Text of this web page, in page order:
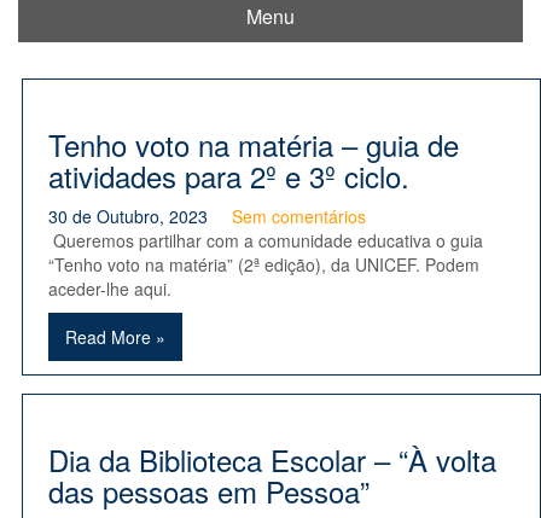
Menu
Tenho voto na matéria – guia de
atividades para 2º e 3º ciclo.
30 de Outubro, 2023
Sem comentários
Queremos partilhar com a comunidade educativa o guia
“Tenho voto na matéria” (2ª edição), da UNICEF. Podem
aceder-lhe aqui.
Read More »
Dia da Biblioteca Escolar – “À volta
das pessoas em Pessoa”